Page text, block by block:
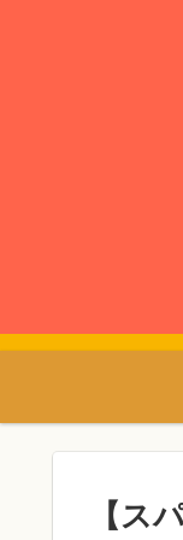
【ス